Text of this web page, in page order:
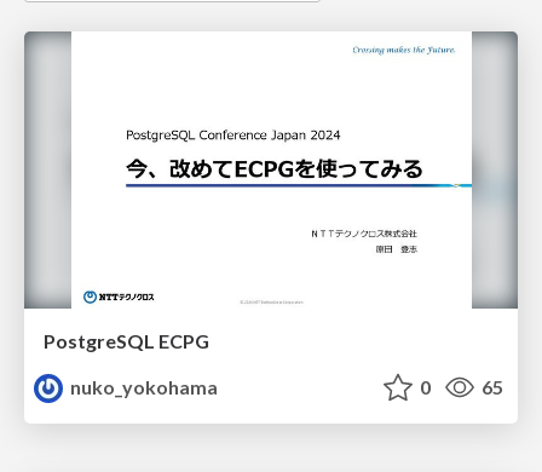
PostgreSQL ECPG
nuko_yokohama
0 65